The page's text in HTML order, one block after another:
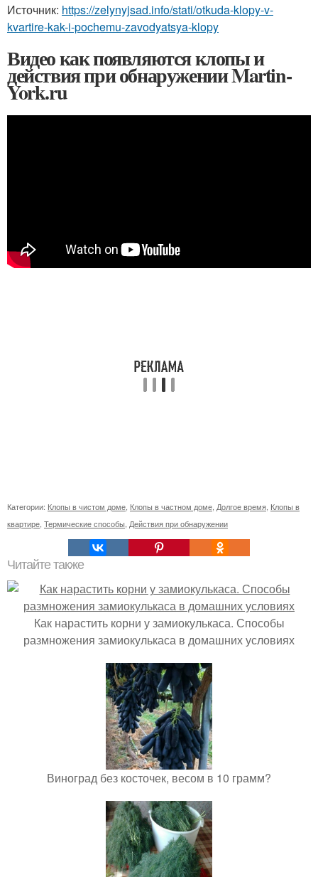
Источник: https://zelynyjsad.info/stati/otkuda-klopy-v-
kvartire-kak-i-pochemu-zavodyatsya-klopy
Видео как появляются клопы и
действия при обнаружении Martin-
York.ru
Категории: Клопы в чистом доме, Клопы в частном доме, Долгое время, Клопы в
квартире, Термические способы, Действия при обнаружении
Читайте также
Как нарастить корни у замиокулькаса. Способы
размножения замиокулькаса в домашних условиях
Виноград без косточек, весом в 10 грамм?